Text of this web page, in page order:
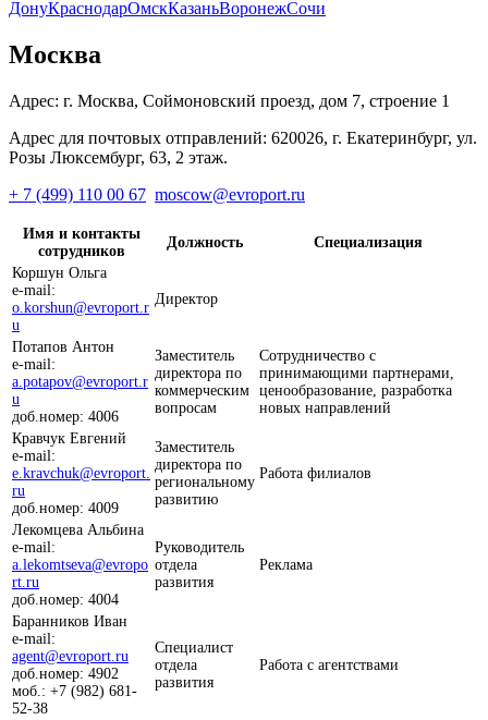
ДонуКраснодарОмскКазаньВоронежСочи
Москва
Адрес: г. Москва, Соймоновский проезд, дом 7, строение 1
Адрес для почтовых отправлений: 620026, г. Екатеринбург, ул.
Розы Люксембург, 63, 2 этаж.
+ 7 (499) 110 00 67 moscow@evroport.ru
Имя и контакты
сотрудников
Должность
Специализация
Коршун Ольга
e-mail:
o.korshun@evroport.r
u
Директор
Потапов Антон
e-mail:
a.potapov@evroport.r
u
доб.номер: 4006
Заместитель
директора по
коммерческим
вопросам
Сотрудничество с
принимающими партнерами,
ценообразование, разработка
новых направлений
Кравчук Евгений
e-mail:
e.kravchuk@evroport.
ru
доб.номер: 4009
Заместитель
директора по
региональному
развитию
Работа филиалов
Лекомцева Альбина
e-mail:
a.lekomtseva@evropo
rt.ru
доб.номер: 4004
Руководитель
отдела
развития
Реклама
Баранников Иван
e-mail:
agent@evroport.ru
доб.номер: 4902
моб.: +7 (982) 681-
52-38
Специалист
отдела
развития
Работа с агентствами